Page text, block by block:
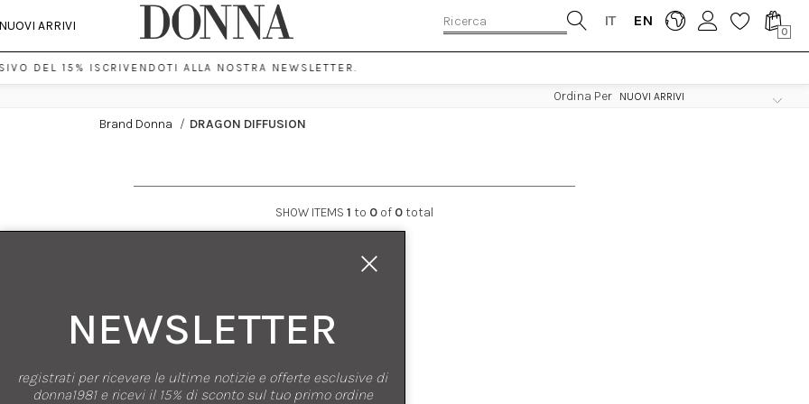
IT EN
0
ARRIVI
DEL 15% ISCRIVENDOTI ALLA NOSTRA NEWSLETTER.
Ordina Per
Brand Donna / DRAGON DIFFUSION
SHOW ITEMS 1 to 0of 0total
NEWSLETTER
registrati per ricevere le ultime notizie e offerte esclusive di
donna1981 e ricevi il 15% di sconto sul tuo primo ordine